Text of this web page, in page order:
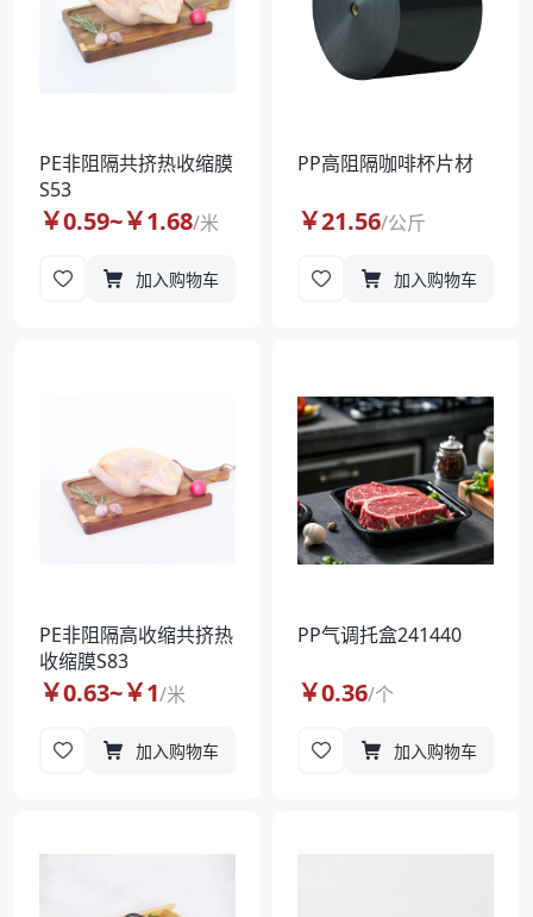
PE非阻隔共挤热收缩膜
S53
￥0.59~￥1.68/米
加入购物车
PP高阻隔咖啡杯片材
￥21.56/公斤
加入购物车
PE非阻隔高收缩共挤热
收缩膜S83
￥0.63~￥1/米
加入购物车
PP气调托盒241440
￥0.36/个
加入购物车